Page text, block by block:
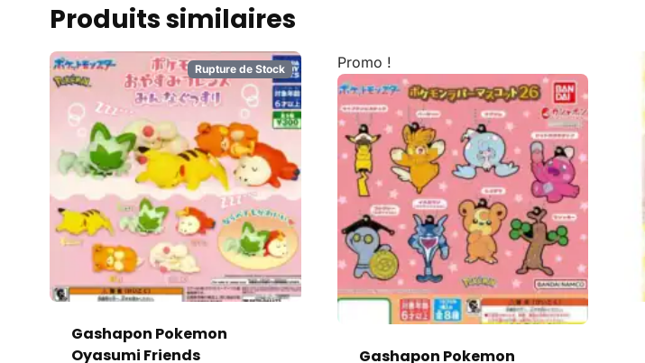
Produits similaires
Rupture de Stock
Gashapon Pokemon
Oyasumi Friends
Promo !
Gashapon Pokemon